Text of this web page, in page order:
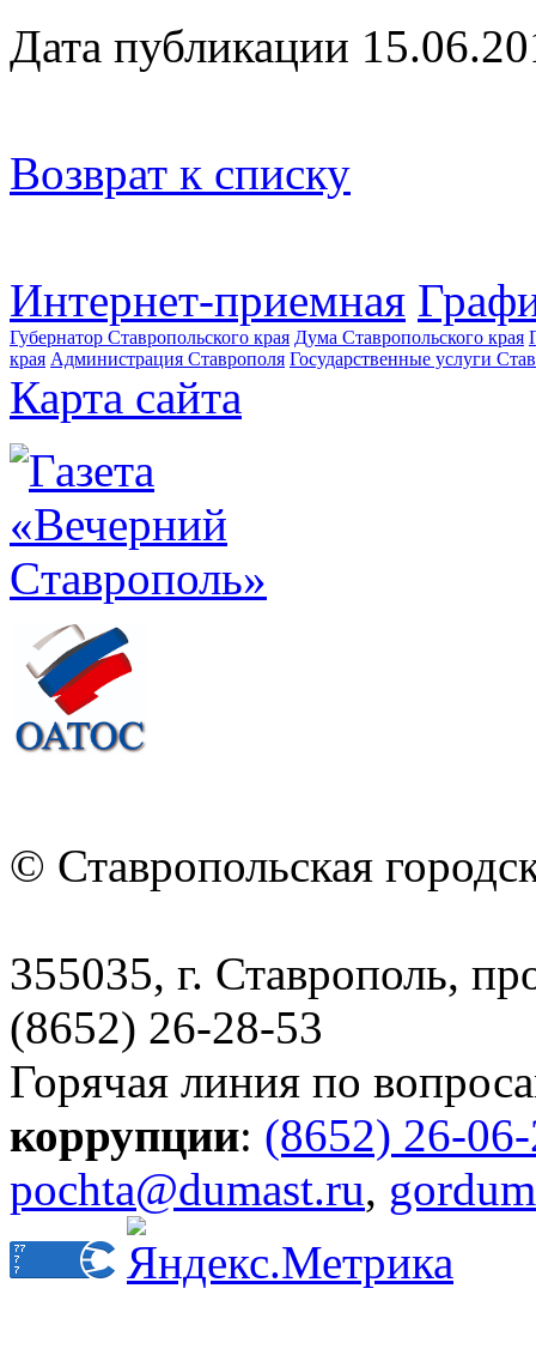
Дата публикации
Возврат к списку
Интернет-приемная
Губернатор Ставропольского края Дума Ставропольского края
края Администрация Ставрополя Государственные услуги
Карта сайта
© Ставропольская
355035, г. Ставрополь,
(8652) 26-28-53
Горячая линия по
коррупции: (8652) 26-
pochta@dumast.ru,